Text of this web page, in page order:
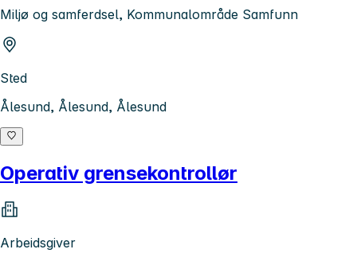
Miljø og samferdsel, Kommunalområde Samfunn
Sted
Ålesund, Ålesund, Ålesund
Operativ grensekontrollør
Arbeidsgiver